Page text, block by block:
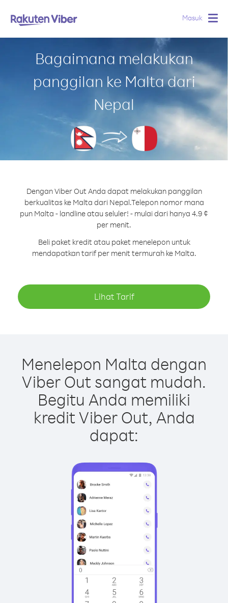
Masuk
Bagaimana melakukan
panggilan ke Malta dari
Nepal
Dengan Viber Out Anda dapat melakukan panggilan
berkualitas ke Malta dari Nepal.Telepon nomor mana
pun Malta - landline atau seluler! - mulai dari hanya 4.9 ¢
per menit.
Beli paket kredit atau paket menelepon untuk
mendapatkan tarif per menit termurah ke Malta.
Lihat Tarif
Menelepon Malta dengan
Viber Out sangat mudah.
Begitu Anda memiliki
kredit Viber Out, Anda
dapat: